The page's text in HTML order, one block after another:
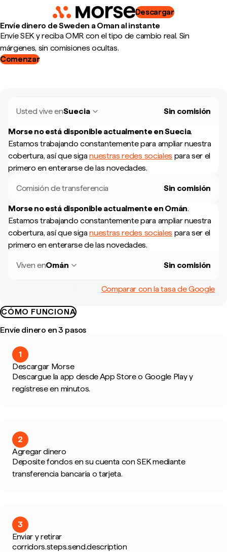
Descargar
Envíe dinero de Sweden a Oman al instante
Envíe SEK y reciba OMR con el tipo de cambio real. Sin
márgenes, sin comisiones ocultas.
Comenzar
Usted vive enSuecia Sin comisión
Morse no está disponible actualmente enSuecia.
Estamos trabajando constantemente para ampliar nuestra
cobertura, así que siganuestras redes sociales para ser el
primero en enterarse de las novedades.
Comisión de transferencia Sin comisión
Morse no está disponible actualmente en Omán.
Estamos trabajando constantemente para ampliar nuestra
cobertura, así que siganuestras redes sociales para ser el
primero en enterarse de las novedades.
Viven enOmán Sin comisión
Comparar con la tasa de Google
CÓMO FUNCIONA
Envíe dinero en 3 pasos
1
Descargar Morse
Descargue la app desde App Store o Google Play y
regístrese en minutos.
2
Agregar dinero
Deposite fondos en su cuenta con SEK mediante
transferencia bancaria o tarjeta.
3
Enviar y retirar
corridors.steps.send.description